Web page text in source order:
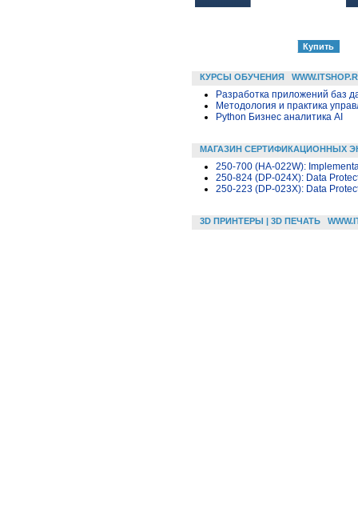
КУРСЫ ОБУЧЕНИЯ
Разработка приложений баз
Методология и практика
Python Бизнес аналитика AI
МАГАЗИН СЕРТИФИКАЦИОННЫХ
250-700 (HA-022W):
250-824 (DP-024X): Data
250-223 (DP-023X): Data
3D ПРИНТЕРЫ | 3D ПЕЧАТЬ